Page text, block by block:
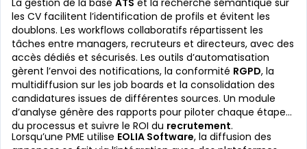
La gestion de la base ATS et la recherche sémantique sur
les CV facilitent l’identification de profils et évitent les
doublons. Les workflows collaboratifs répartissent les
tâches entre managers, recruteurs et directeurs, avec des
accès dédiés et sécurisés. Les outils d’automatisation
gèrent l’envoi des notifications, la conformité RGPD, la
multidiffusion sur les job boards et la consolidation des
candidatures issues de différentes sources. Un module
d’analyse génère des rapports pour piloter chaque étape
du processus et suivre le ROI du recrutement.
Lorsqu’une PME utilise EOLIA Software, la diffusion des